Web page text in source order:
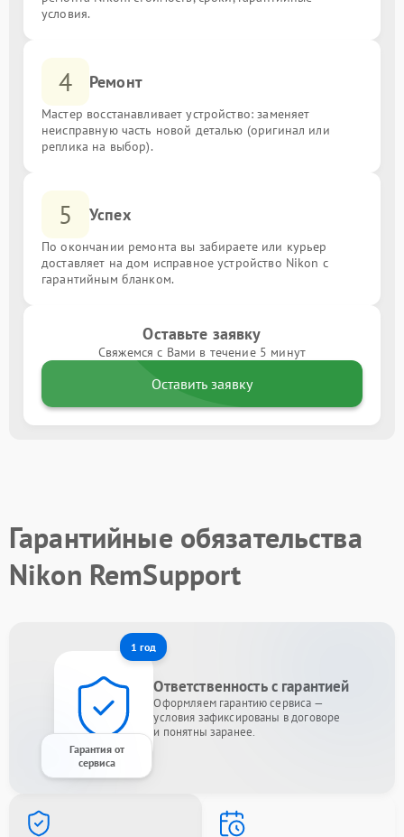
условия.
4 Ремонт
Мастер восстанавливает устройство: заменяет
неисправную часть новой деталью (оригинал или
реплика на выбор).
5 Успех
По окончании ремонта вы забираете или курьер
доставляет на дом исправное устройство Nikon с
гарантийным бланком.
Оставьте заявку
Свяжемся с Вами в течение 5 минут
Оставить заявку
Гарантийные обязательства
Nikon RemSupport
1 год
Гарантия от
сервиса
Ответственность с гарантией
Оформляем гарантию сервиса —
условия зафиксированы в договоре
и понятны заранее.